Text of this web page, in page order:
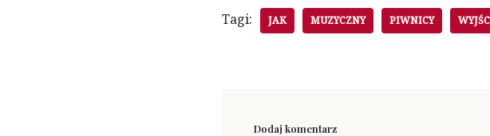
Tagi: JAK MUZYCZNY PIWNICY
Dodaj komentarz